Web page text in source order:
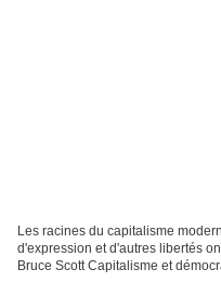
Les racines du capitalisme
d'expression et d'autres libertés
Bruce Scott Capitalisme et